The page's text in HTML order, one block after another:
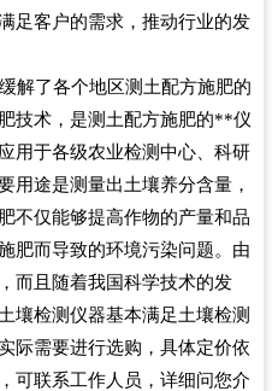
足客户的需求，推动行业的发
解了各个地区测土配方施肥的
技术，是测土配方施肥的**仪
用于各级农业检测中心、科研
用途是测量出土壤养分含量，
不仅能够提高作物的产量和品
肥而导致的环境污染问题。由
而且随着我国科学技术的发
壤检测仪器基本满足土壤检测
际需要进行选购，具体定价依
可联系工作人员，详细问您介